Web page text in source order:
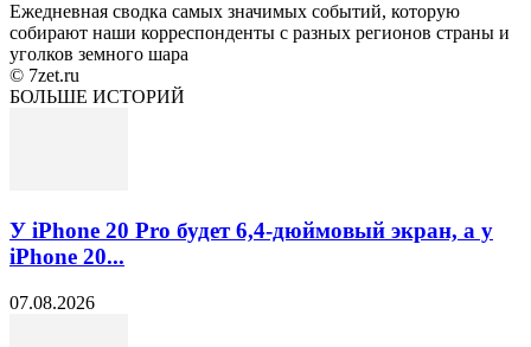
Ежедневная сводка самых значимых событий, которую
собирают наши корреспонденты с разных регионов страны и
уголков земного шара
© 7zet.ru
БОЛЬШЕ ИСТОРИЙ
У iPhone 20 Pro будет 6,4-дюймовый экран, а у
iPhone 20...
07.08.2026